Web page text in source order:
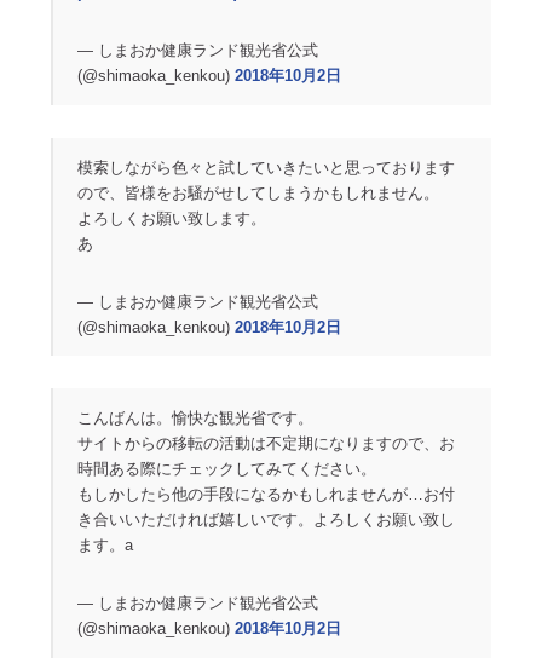
— しまおか健康ランド観光省公式
(@shimaoka_kenkou) 2018年10月2日
模索しながら色々と試していきたいと思っております
ので、皆様をお騒がせしてしまうかもしれません。
よろしくお願い致します。
あ
— しまおか健康ランド観光省公式
(@shimaoka_kenkou) 2018年10月2日
こんばんは。愉快な観光省です。
サイトからの移転の活動は不定期になりますので、お
時間ある際にチェックしてみてください。
もしかしたら他の手段になるかもしれませんが…お付
き合いいただければ嬉しいです。よろしくお願い致し
ます。a
— しまおか健康ランド観光省公式
(@shimaoka_kenkou) 2018年10月2日